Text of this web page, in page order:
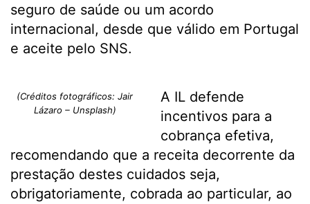
seguro de saúde ou um acordo
internacional, desde que válido em Portugal
e aceite pelo SNS.
(Créditos fotográficos: Jair
Lázaro – Unsplash)
A IL defende
incentivos para a
cobrança efetiva,
recomendando que a receita decorrente da
prestação destes cuidados seja,
obrigatoriamente, cobrada ao particular, ao